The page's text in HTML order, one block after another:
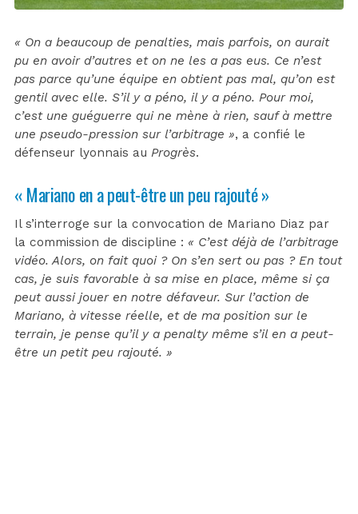
« On a beaucoup de penalties, mais parfois, on aurait
pu en avoir d’autres et on ne les a pas eus. Ce n’est
pas parce qu’une équipe en obtient pas mal, qu’on est
gentil avec elle. S’il y a péno, il y a péno. Pour moi,
c’est une guéguerre qui ne mène à rien, sauf à mettre
une pseudo-pression sur l’arbitrage », a confié le
défenseur lyonnais au Progrès.
« Mariano en a peut-être un peu rajouté »
Il s’interroge sur la convocation de Mariano Diaz par
la commission de discipline : « C’est déjà de l’arbitrage
vidéo. Alors, on fait quoi ? On s’en sert ou pas ? En tout
cas, je suis favorable à sa mise en place, même si ça
peut aussi jouer en notre défaveur. Sur l’action de
Mariano, à vitesse réelle, et de ma position sur le
terrain, je pense qu’il y a penalty même s’il en a peut-
être un petit peu rajouté. »